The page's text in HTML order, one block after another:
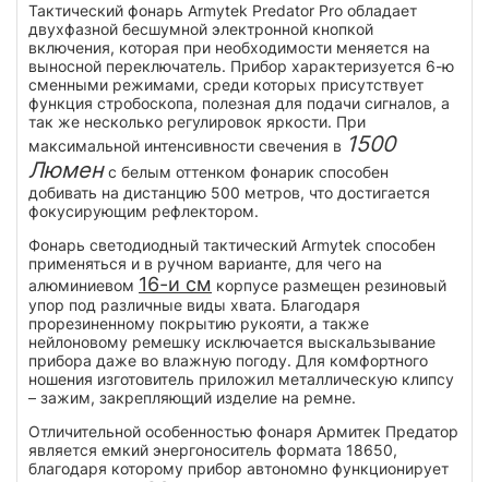
Тактический фонарь Armytek Predator Pro обладает
двухфазной бесшумной электронной кнопкой
включения, которая при необходимости меняется на
выносной переключатель. Прибор характеризуется 6-ю
сменными режимами, среди которых присутствует
функция стробоскопа, полезная для подачи сигналов, а
так же несколько регулировок яркости. При
максимальной интенсивности свечения в 1500
Люменс белым оттенком фонарик способен
добивать на дистанцию 500 метров, что достигается
фокусирующим рефлектором.
Фонарь светодиодный тактический Armytek способен
применяться и в ручном варианте, для чего на
алюминиевом 16-и см корпусе размещен резиновый
упор под различные виды хвата. Благодаря
прорезиненному покрытию рукояти, а также
нейлоновому ремешку исключается выскальзывание
прибора даже во влажную погоду. Для комфортного
ношения изготовитель приложил металлическую клипсу
– зажим, закрепляющий изделие на ремне.
Отличительной особенностью фонаря Армитек Предатор
является емкий энергоноситель формата 18650,
благодаря которому прибор автономно функционирует